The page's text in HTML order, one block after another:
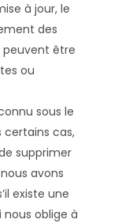
à jour, le
des
peuvent être
ou
sous le
certains cas,
supprimer
avons
existe une
nous oblige à